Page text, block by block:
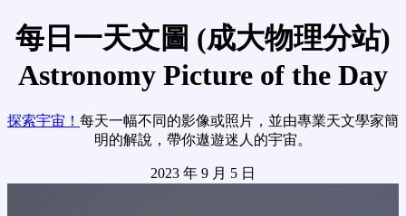
每日一天文圖 (成大物理分站)
Astronomy Picture of the Day
探索宇宙！ 每天一幅不同的影像或照片，並由專業天文學家簡
明的解說，帶你遨遊迷人的宇宙。
2023 年 9 月 5 日